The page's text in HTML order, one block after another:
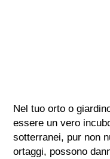
Nel tuo orto o
essere un vero
sotterranei, pur non
ortaggi, possono